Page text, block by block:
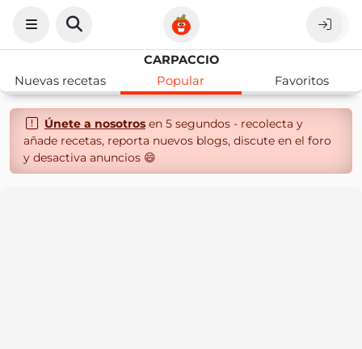
CARPACCIO
Nuevas recetas
Popular Favoritos
Únete a nosotrosen 5 segundos - recolecta y
añade recetas, reporta nuevos blogs, discute en el foro
y desactiva anuncios 😄